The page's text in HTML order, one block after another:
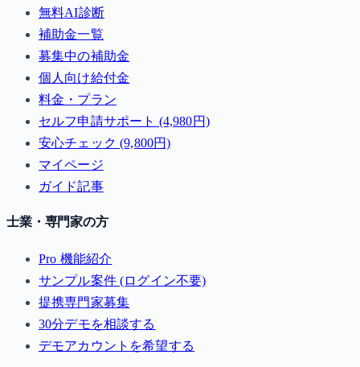
無料AI診断
補助金一覧
募集中の補助金
個人向け給付金
料金・プラン
セルフ申請サポート (4,980円)
安心チェック (9,800円)
マイページ
ガイド記事
士業・専門家の方
Pro 機能紹介
サンプル案件 (ログイン不要)
提携専門家募集
30分デモを相談する
デモアカウントを希望する